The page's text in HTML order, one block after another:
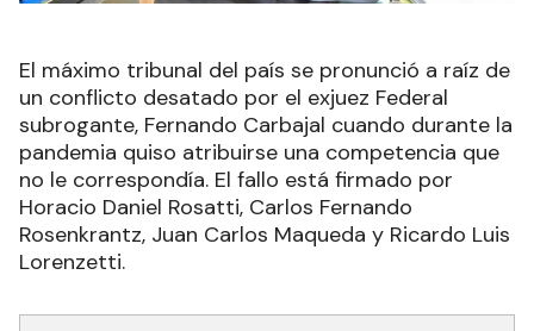
El máximo tribunal del país se pronunció a raíz de
un conflicto desatado por el exjuez Federal
subrogante, Fernando Carbajal cuando durante la
pandemia quiso atribuirse una competencia que
no le correspondía. El fallo está firmado por
Horacio Daniel Rosatti, Carlos Fernando
Rosenkrantz, Juan Carlos Maqueda y Ricardo Luis
Lorenzetti.